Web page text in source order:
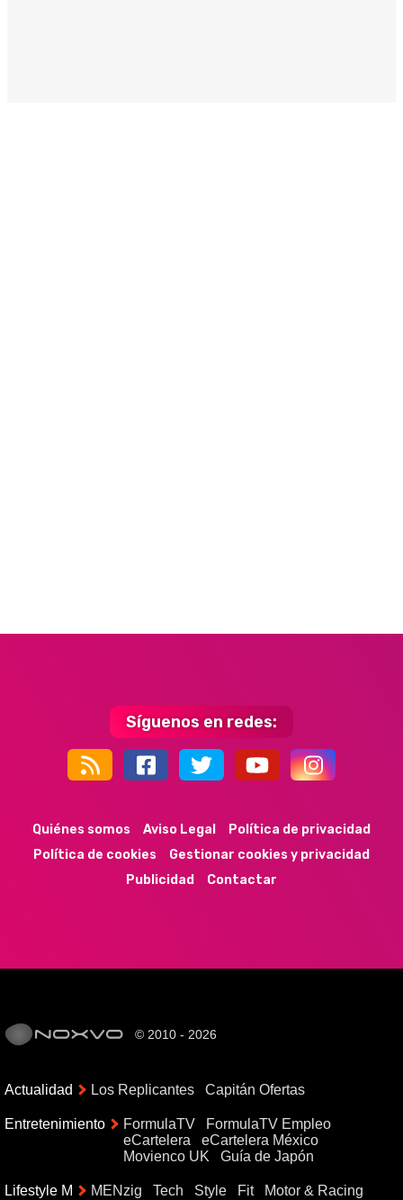
Síguenos en redes:
Quiénes somos Aviso Legal
Política de privacidad
Política de cookies
Gestionar cookies y privacidad
Publicidad
Contactar
© 2010 - 2026
Actualidad Los Replicantes Capitán Ofertas
Entretenimiento FormulaTV
FormulaTV Empleo
eCartelera
eCartelera México
Movienco UK
Guía de Japón
Lifestyle M MENzig Tech Style Fit
Motor & Racing